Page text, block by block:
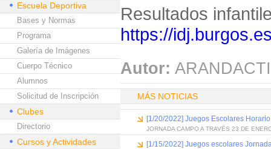
Escuela Deportiva
Bases y Normas
Programa
Galería de Imágenes
Cuerpo Técnico
Alumnos
Solicitud de Inscripción
Clubes
Directorio
Cursos y Actividades
Resultados
https://
Autor:
MÁS NOTICIAS
[1/20/2022] Juegos Escolares
JORNADA CAMPO A TRAVÉS 23 DE
[1/15/2022] Juegos escolares